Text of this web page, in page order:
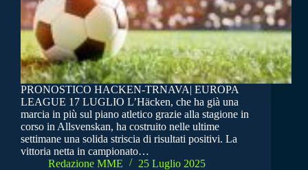
PRONOSTICO HACKEN-TRNAVA| EUROPA
LEAGUE 17 LUGLIO L’Häcken, che ha già una
marcia in più sul piano atletico grazie alla stagione in
corso in Allsvenskan, ha costruito nelle ultime
settimane una solida striscia di risultati positivi. La
vittoria netta in campionato…
Redazione MME
25 Luglio 2025